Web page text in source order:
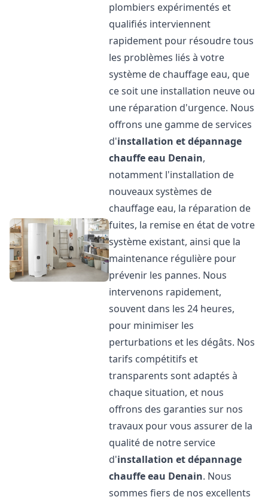
plombiers expérimentés et
qualifiés interviennent
rapidement pour résoudre tous
les problèmes liés à votre
système de chauffage eau, que
ce soit une installation neuve ou
une réparation d'urgence. Nous
offrons une gamme de services
d'installation et dépannage
chauffe eau Denain,
notamment l'installation de
nouveaux systèmes de
chauffage eau, la réparation de
fuites, la remise en état de votre
système existant, ainsi que la
maintenance régulière pour
prévenir les pannes. Nous
intervenons rapidement,
souvent dans les 24 heures,
pour minimiser les
perturbations et les dégâts. Nos
tarifs compétitifs et
transparents sont adaptés à
chaque situation, et nous
offrons des garanties sur nos
travaux pour vous assurer de la
qualité de notre service
d'installation et dépannage
chauffe eau Denain. Nous
sommes fiers de nos excellents